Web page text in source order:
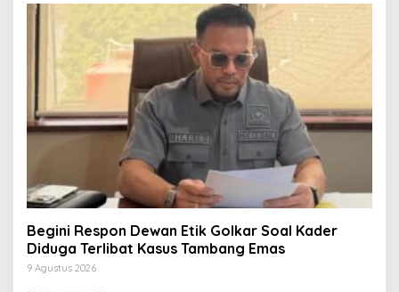
Begini Respon Dewan Etik Golkar Soal Kader
Diduga Terlibat Kasus Tambang Emas
9 Agustus 2026